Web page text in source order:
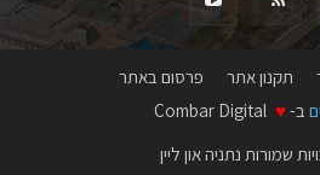
תקנון אתר
פרסום באתר
ב- ♥
שמורות נתניה און ליין